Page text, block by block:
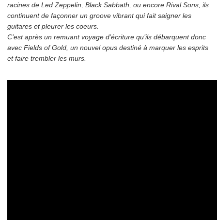
racines de Led Zeppelin, Black Sabbath, ou encore Rival Sons, ils
continuent de façonner un groove vibrant qui fait saigner les
guitares et pleurer les coeurs.
C’est après un remuant voyage d’écriture qu’ils débarquent donc
avec Fields of Gold, un nouvel opus destiné à marquer les esprits
et faire trembler les murs.